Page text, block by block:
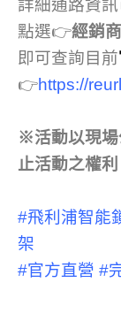
詳細通路資
點選👉經銷
即可查詢目前
👉https://
※活動以現場
止活動之權利
#飛利浦智能
架
#官方直營 #